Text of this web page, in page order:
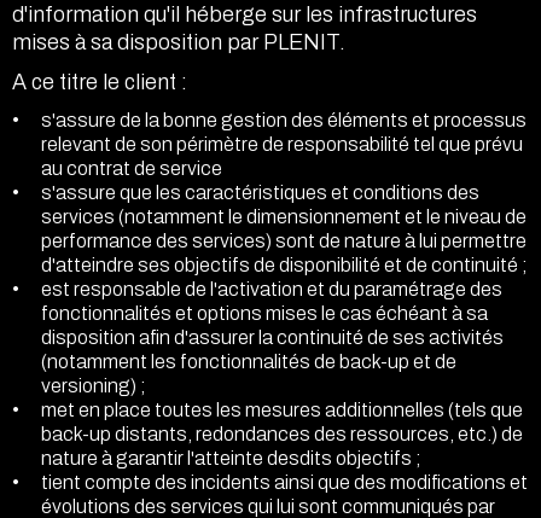
d'information qu'il héberge sur les infrastructures
mises à sa disposition par PLENIT.
A ce titre le client :
s'assure de la bonne gestion des éléments et processus
relevant de son périmètre de responsabilité tel que prévu
au contrat de service
s'assure que les caractéristiques et conditions des
services (notamment le dimensionnement et le niveau de
performance des services) sont de nature à lui permettre
d'atteindre ses objectifs de disponibilité et de continuité ;
est responsable de l'activation et du paramétrage des
fonctionnalités et options mises le cas échéant à sa
disposition afin d'assurer la continuité de ses activités
(notamment les fonctionnalités de back-up et de
versioning) ;
met en place toutes les mesures additionnelles (tels que
back-up distants, redondances des ressources, etc.) de
nature à garantir l'atteinte desdits objectifs ;
tient compte des incidents ainsi que des modifications et
évolutions des services qui lui sont communiqués par